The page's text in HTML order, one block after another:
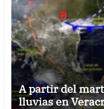
A partir del
lluvias en